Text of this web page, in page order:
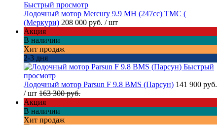
Быстрый просмотр
Лодочный мотор Mercury 9.9 МН (247cc) TMC (
(Меркури) 208 000 руб. / шт
Акция
В наличии
Хит продаж
2-3 дня
Быстрый
просмотр
Лодочный мотор Parsun F 9.8 BMS (Парсун) 141 900 руб.
/ шт 163 300 руб.
Акция
В наличии
Хит продаж